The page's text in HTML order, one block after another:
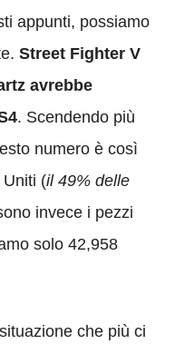
appunti, possiamo
Street Fighter V
avrebbe
. Scendendo più
numero è così
(il 49% delle
invece i pezzi
solo 42,958
che più ci